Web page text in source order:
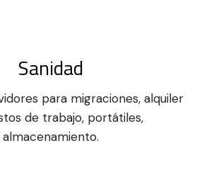
Sanidad
para migraciones, alquiler
de trabajo, portátiles,
almacenamiento.